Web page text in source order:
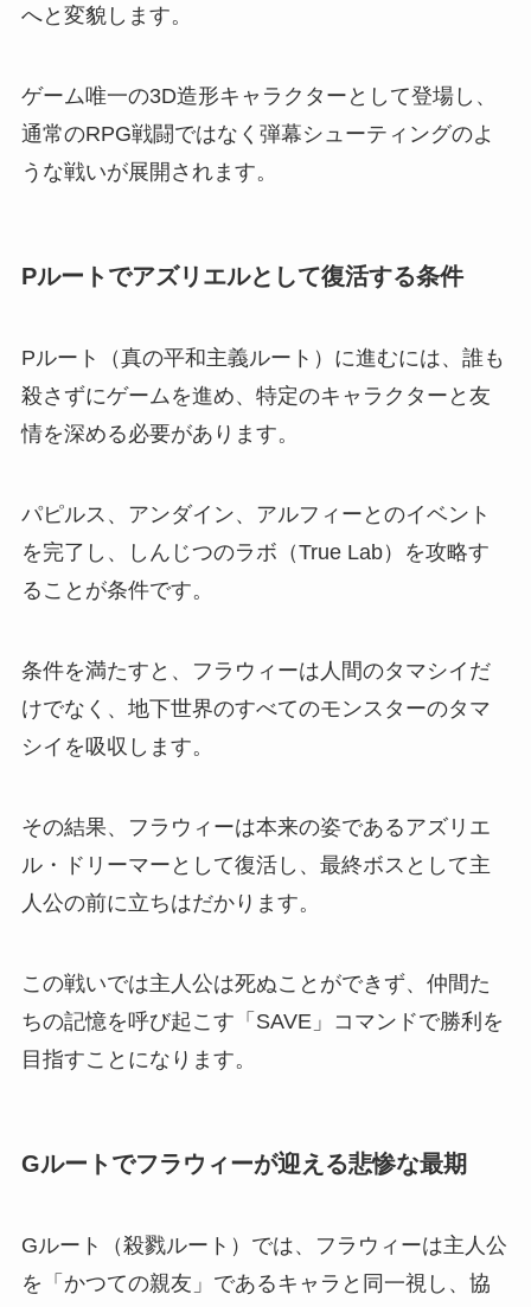
へと変貌します。
ゲーム唯一の3D造形キャラクターとして登場し、
通常のRPG戦闘ではなく弾幕シューティングのよ
うな戦いが展開されます。
Pルートでアズリエルとして復活する条件
Pルート（真の平和主義ルート）に進むには、誰も
殺さずにゲームを進め、特定のキャラクターと友
情を深める必要があります。
パピルス、アンダイン、アルフィーとのイベント
を完了し、しんじつのラボ（True Lab）を攻略す
ることが条件です。
条件を満たすと、フラウィーは人間のタマシイだ
けでなく、地下世界のすべてのモンスターのタマ
シイを吸収します。
その結果、フラウィーは本来の姿であるアズリエ
ル・ドリーマーとして復活し、最終ボスとして主
人公の前に立ちはだかります。
この戦いでは主人公は死ぬことができず、仲間た
ちの記憶を呼び起こす「SAVE」コマンドで勝利を
目指すことになります。
Gルートでフラウィーが迎える悲惨な最期
Gルート（殺戮ルート）では、フラウィーは主人公
を「かつての親友」であるキャラと同一視し、協